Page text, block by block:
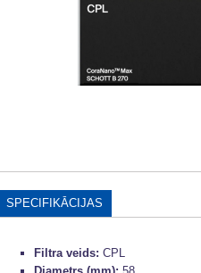
SPECIFIKĀCIJAS
Filtra veids: CPL